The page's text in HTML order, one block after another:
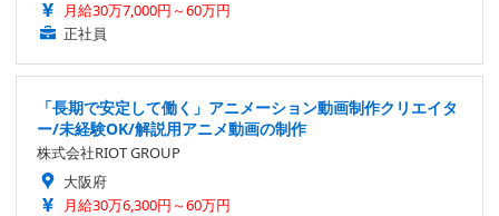
月給30万7,000円～60万円
正社員
「長期で安定して働く」アニメーション動画制作クリエイタ
ー/未経験OK/解説用アニメ動画の制作
株式会社RIOT GROUP
大阪府
月給30万6,300円～60万円